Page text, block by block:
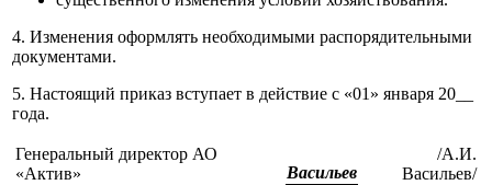
4. Изменения оформлять необходимыми распорядительными
документами.
5. Настоящий приказ вступает в действие с «01» января 20__
года.
Генеральный директор АО
«Актив»
Васильев
/А.И.
Васильев/